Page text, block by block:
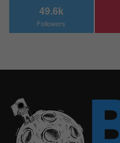
49.6k
Followers